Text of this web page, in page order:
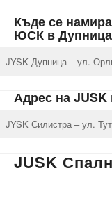
Къде се
ЮСК в
JYSK Дупница – ул.
Адрес на
JYSK Силистра – ул.
JUSK